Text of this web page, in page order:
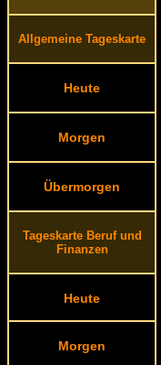
Allgemeine Tageskarte
Heute
Morgen
Übermorgen
Tageskarte Beruf und
Finanzen
Heute
Morgen